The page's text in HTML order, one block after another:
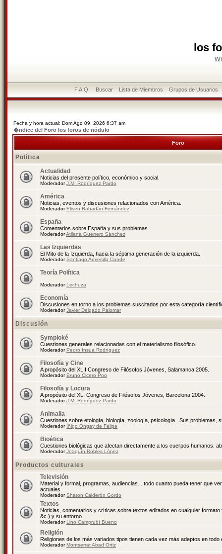
los
F.A.Q. Buscar Lista de Miembros Grupos de Usuarios
Fecha y hora actual: Dom Ago 09, 2026 6:37 am
�ndice del Foro los foros de nódulo
Foro
Política
Actualidad
Noticias del presente político, económico y social.
ModeradorJ.M. Rodríguez Pardo
América
Noticias, eventos y discusiones relacionados con América.
ModeradorEliseo Rabadán Fernández
España
Comentarios sobre España y sus problemas.
ModeradorAtilana Guerrero Sánchez
Las Izquierdas
El Mito de la Izquierda, hacia la séptima generación de la izquierda.
ModeradorSantiago Armesilla Conde
Teoría Política
ModeradorLechuza
Economía
Discusiones en torno a los problemas suscitados por esta categoría
ModeradorJavier Delgado Palomar
Discusión
Symploké
Cuestiones generales relacionadas con el materialismo filosófico.
ModeradorPedro Insua Rodríguez
Filosofía y Cine
A propósito del XLII Congreso de Filósofos Jóvenes, Salamanca 2005.
ModeradorBruno Cicero Poo
Filosofía y Locura
A propósito del XLI Congreso de Filósofos Jóvenes, Barcelona 2004.
ModeradorJ.M. Rodríguez Pardo
Animalia
Cuestiones sobre etología, biología, zoología, psicología...Sus problemas,
Moderador Íñigo Ongay de Felipe
Bioética
Cuestiones biológicas que afectan directamente a los cuerpos humanos:
ModeradorJoaquín Robles López
Productos culturales
Televisión
Material y formal, programas, audiencias... todo cuanto pueda tener que
actuales.
ModeradorSharon Calderón Gordo
Textos
Noticias, comentarios y críticas sobre textos editados en cualquier
&c.) y su entorno.
ModeradorLino Camprubí Bueno
Religión
Religiones de los más variados tipos tienen cada vez más adeptos en todo
ModeradorMontserrat Abad Ortiz